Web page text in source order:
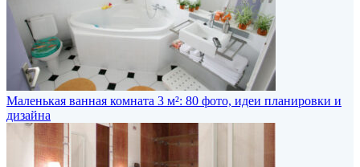
Маленькая ванная комната 3 м²: 80 фото, идеи планировки и
дизайна